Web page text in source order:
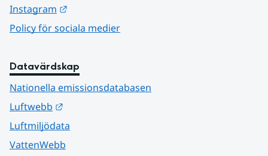
Instagram
Policy för sociala medier
Datavärdskap
Nationella emissionsdatabasen
Luftwebb
Luftmiljödata
VattenWebb